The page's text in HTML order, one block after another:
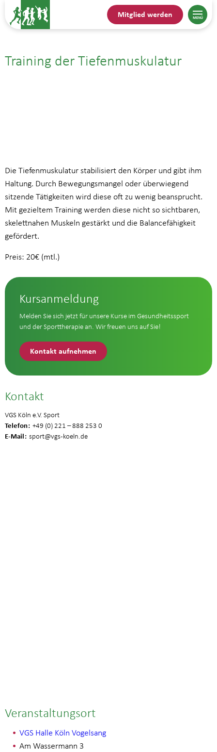
Mitglied werden
Training der Tiefenmuskulatur
13.11.25| 9:00
Die Tiefenmuskulatur stabilisiert den Körper und gibt ihm
Haltung. Durch Bewegungsmangel oder überwiegend
sitzende Tätigkeiten wird diese oft zu wenig beansprucht.
Mit gezieltem Training werden diese nicht so sichtbaren,
skelettnahen Muskeln gestärkt und die Balancefähigkeit
gefördert.
Preis: 20€ (mtl.)
Kursanmeldung
Melden Sie sich jetzt für unsere Kurse im Gesundheitssport
und der Sporttherapie an. Wir freuen uns auf Sie!
Kontakt aufnehmen
Kontakt
VGS Köln e.V. Sport
Telefon +49 (0) 221 – 888 253 0
E-Mail sport@vgs-koeln.de
Veranstaltungsort
VGS Halle Köln Vogelsang
Am Wassermann 3